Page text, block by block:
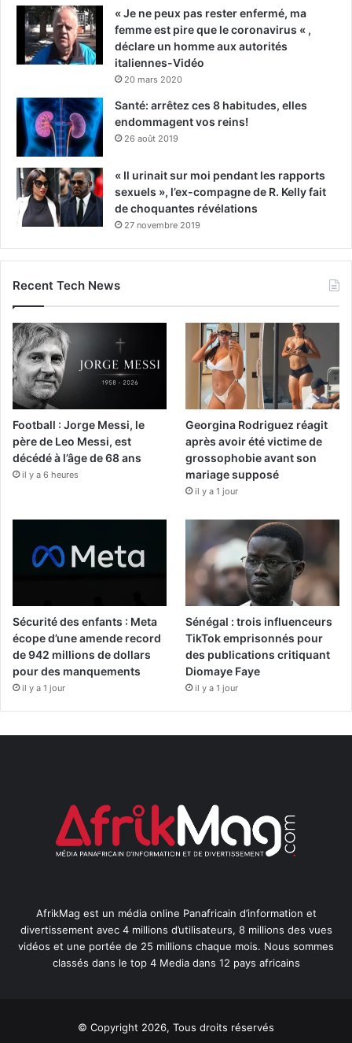
« Je ne peux pas rester enfermé, ma
femme est pire que le coronavirus « ,
déclare un homme aux autorités
italiennes-Vidéo
20 mars 2020
Santé: arrêtez ces 8 habitudes, elles
endommagent vos reins!
26 août 2019
« Il urinait sur moi pendant les rapports
sexuels », l’ex-compagne de R. Kelly fait
de choquantes révélations
27 novembre 2019
Recent Tech News
Football : Jorge Messi, le
père de Leo Messi, est
décédé à l’âge de 68 ans
il y a 6 heures
Georgina Rodriguez réagit
après avoir été victime de
grossophobie avant son
mariage supposé
il y a 1 jour
Sécurité des enfants : Meta
écope d’une amende record
de 942 millions de dollars
pour des manquements
il y a 1 jour
Sénégal : trois influenceurs
TikTok emprisonnés pour
des publications critiquant
Diomaye Faye
il y a 1 jour
AfrikMag est un média online Panafricain d’information et
divertissement avec 4 millions d’utilisateurs, 8 millions des vues
vidéos et une portée de 25 millions chaque mois. Nous sommes
classés dans le top 4 Media dans 12 pays africains
© Copyright 2026, Tous droits réservés